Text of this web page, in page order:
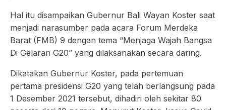
Hal itu disampaikan Gubernur Bali Wayan Koster saat
menjadi narasumber pada acara Forum Merdeka
Barat (FMB) 9 dengan tema “Menjaga Wajah Bangsa
Di Gelaran G20” yang dilaksanakan secara daring.
Dikatakan Gubernur Koster, pada pertemuan
pertama presidensi G20 yang telah berlangsung pada
1 Desember 2021 tersebut, dihadiri oleh sekitar 80